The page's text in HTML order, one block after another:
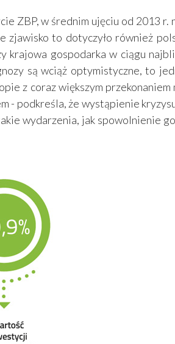
ZBP, w średnim ujęciu od 2013
to dotyczyło również
krajowa gospodarka w ciągu
są wciąż optymistyczne, to
z coraz większym
- podkreśla, że wystąpienie
wydarzenia, jak spowolnienie